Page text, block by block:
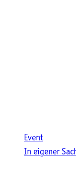
Event
In eigener